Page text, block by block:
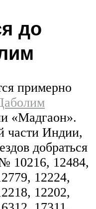
до
примерно
«Мадгаон».
части Индии,
добраться
10216, 12484,
12224,
12202,